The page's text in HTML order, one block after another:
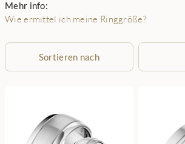
Mehr info:
Wie ermittel ich meine Ringgröße?
Sortieren nach